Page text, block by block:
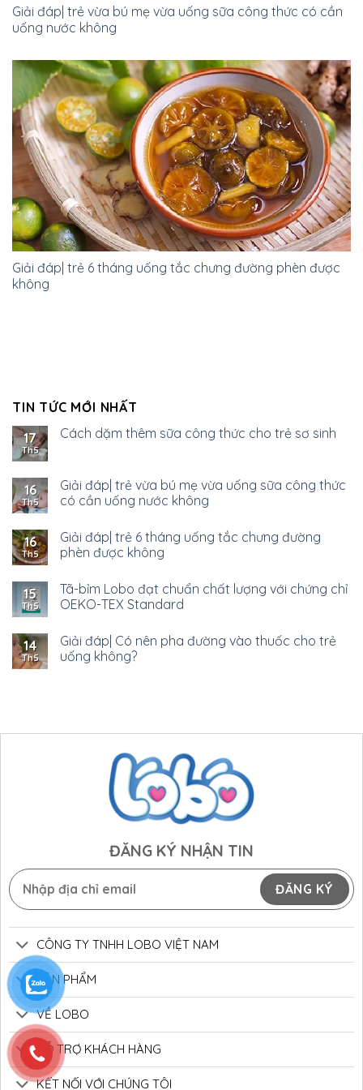
Giải đáp| trẻ vừa bú mẹ vừa uống sữa công thức có cần
uống nước không
Giải đáp| trẻ 6 tháng uống tắc chưng đường phèn được
không
TIN TỨC MỚI NHẤT
17
Th5
Cách dặm thêm sữa công thức cho trẻ sơ sinh
16
Th5
Giải đáp| trẻ vừa bú mẹ vừa uống sữa công thức
có cần uống nước không
16
Th5
Giải đáp| trẻ 6 tháng uống tắc chưng đường
phèn được không
15
Th5
Tã-bỉm Lobo đạt chuẩn chất lượng với chứng chỉ
OEKO-TEX Standard
14
Th5
Giải đáp| Có nên pha đường vào thuốc cho trẻ
uống không?
ĐĂNG KÝ NHẬN TIN
CÔNG TY TNHH LOBO VIỆT NAM
SẢN PHẨM
VỀ LOBO
HỖ TRỢ KHÁCH HÀNG
KẾT NỐI VỚI CHÚNG TÔI